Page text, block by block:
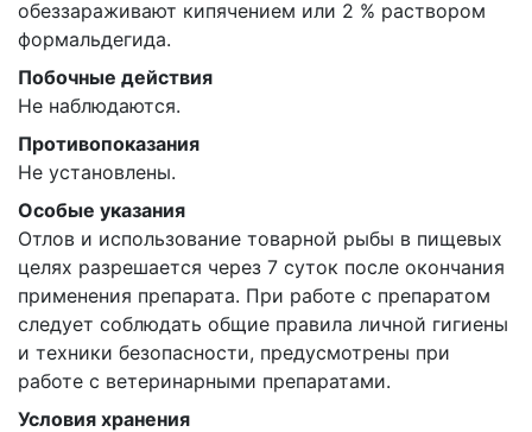
обеззараживают кипячением или 2 % раствором
формальдегида.
Побочные действия
Не наблюдаются.
Противопоказания
Не установлены.
Особые указания
Отлов и использование товарной рыбы в пищевых
целях разрешается через 7 суток после окончания
применения препарата. При работе с препаратом
следует соблюдать общие правила личной гигиены
и техники безопасности, предусмотрены при
работе с ветеринарными препаратами.
Условия хранения